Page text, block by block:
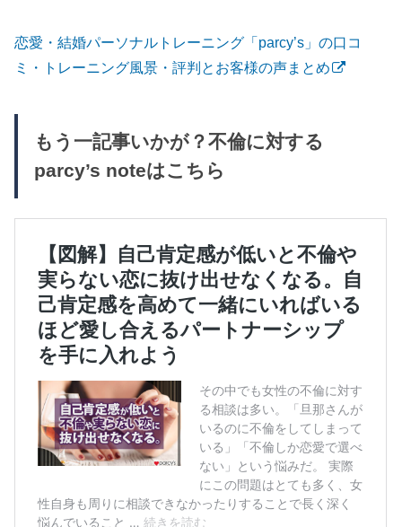
恋愛・結婚パーソナルトレーニング「parcy’s」の口コ
ミ・トレーニング風景・評判とお客様の声まとめ
もう一記事いかが？不倫に対する
parcy’s noteはこちら